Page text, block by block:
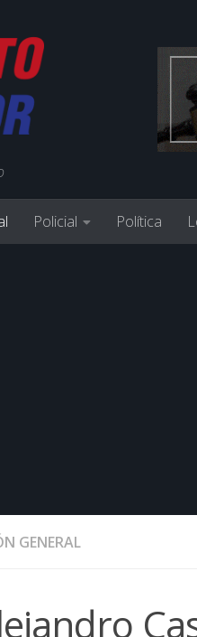
Policial Política
GENERAL